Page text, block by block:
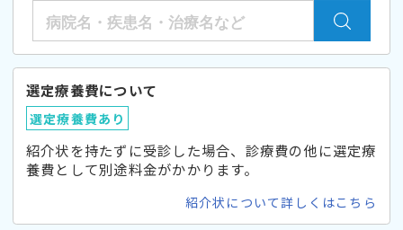
選定療養費について
選定療養費あり
紹介状を持たずに受診した場合、診療費の他に選定療
養費として別途料金がかかります。
紹介状について詳しくはこちら